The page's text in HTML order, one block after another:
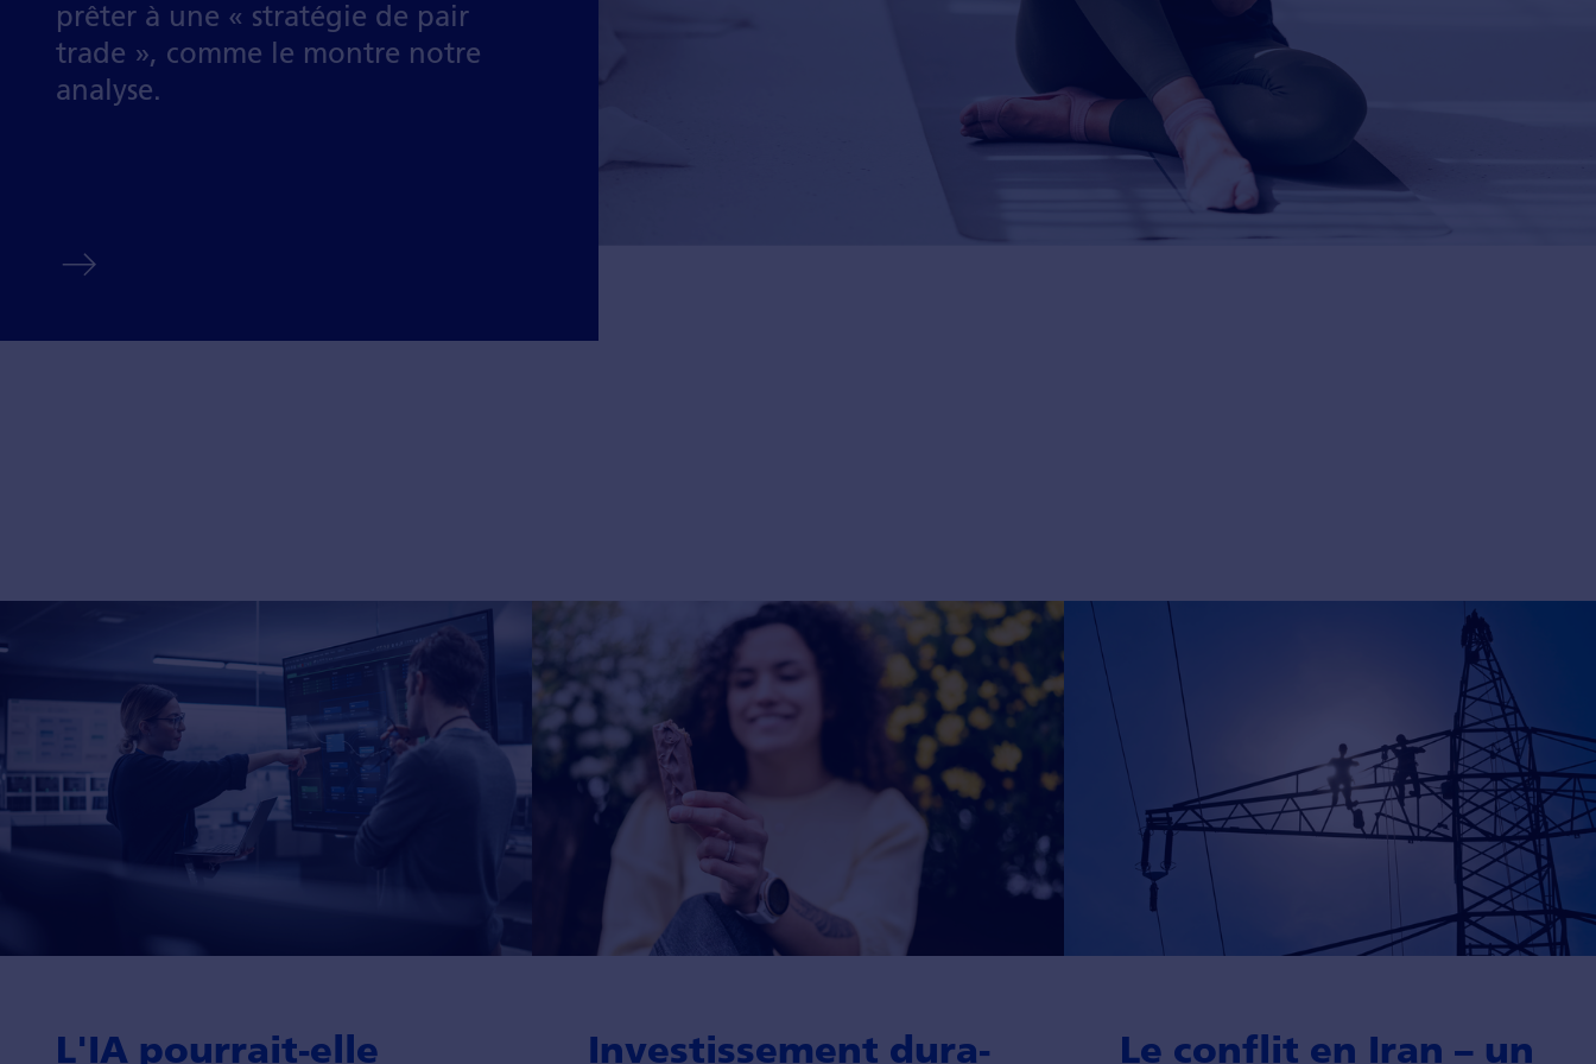
prêter à une « stratégie de pair
trade », comme le montre notre
analyse.
L'IA pourrait-elle
Investis­sement dura­
Le conflit en Iran – un